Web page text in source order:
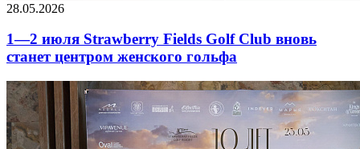
28.05.2026
1—2 июля Strawberry Fields Golf Club вновь
станет центром женского гольфа